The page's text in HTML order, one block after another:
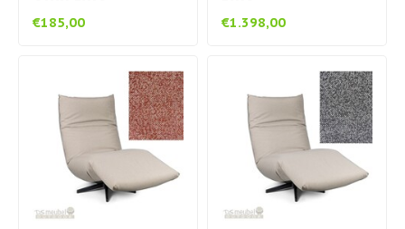
€185,00 €1.398,00